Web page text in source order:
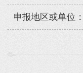
申报地区或单位